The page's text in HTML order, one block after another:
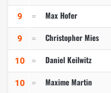
9 Max Hofer
9 Christopher Mies
10 Daniel Keilwitz
10 Maxime Martin